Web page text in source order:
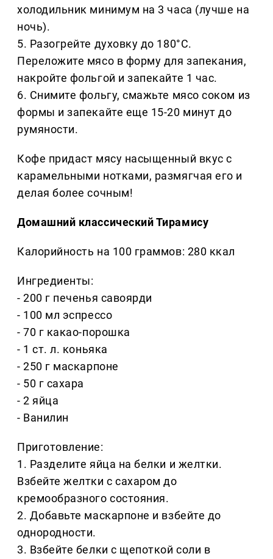
холодильник минимум на 3 часа (лучше на
ночь).
5. Разогрейте духовку до 180°C.
Переложите мясо в форму для запекания,
накройте фольгой и запекайте 1 час.
6. Снимите фольгу, смажьте мясо соком из
формы и запекайте еще 15-20 минут до
румяности.
Кофе придаст мясу насыщенный вкус с
карамельными нотками, размягчая его и
делая более сочным!
Домашний классический Тирамису
Калорийность на 100 граммов: 280 ккал
Ингредиенты:
- 200 г печенья савоярди
- 100 мл эспрессо
- 70 г какао-порошка
- 1 ст. л. коньяка
- 250 г маскарпоне
- 50 г сахара
- 2 яйца
- Ванилин
Приготовление:
1. Разделите яйца на белки и желтки.
Взбейте желтки с сахаром до
кремообразного состояния.
2. Добавьте маскарпоне и взбейте до
однородности.
3. Взбейте белки с щепоткой соли в